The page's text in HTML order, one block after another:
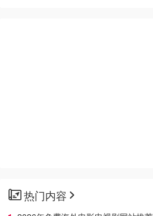
热门内容